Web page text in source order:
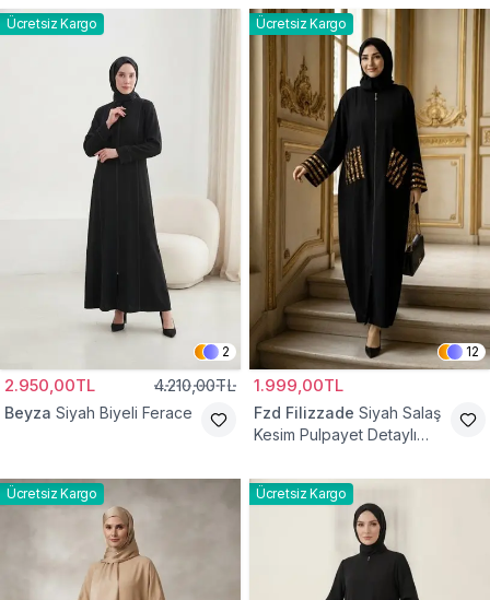
Ücretsiz Kargo
2
2.950,00TL 4.210,00TL
Beyza Siyah Biyeli Ferace
Ücretsiz Kargo
12
1.999,00TL
Fzd Filizzade Siyah Salaş
Kesim Pulpayet Detaylı
Ücretsiz Kargo Ücretsiz Kargo